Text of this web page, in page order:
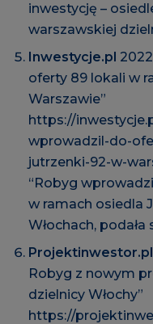
inwestycję –
warszawskiej
Inwestycje.pl
oferty 89 lokali w
Warszawie”
https://
wprowadzil-do-
jutrzenki-92-w-
“Robyg
w ramach osiedla
Włochach, podała
Projektinwestor.pl
Robyg z nowym
dzielnicy Włochy”
https://